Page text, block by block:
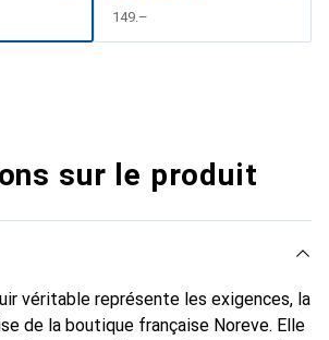
CHF
149.–
sur le produit
véritable représente les exigences, la
de la boutique française Noreve. Elle